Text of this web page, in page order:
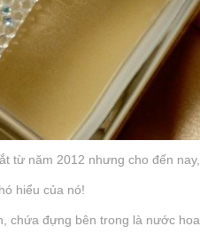
từ năm 2012 nhưng cho đến nay,
hiểu của nó!
chứa đựng bên trong là nước hoa